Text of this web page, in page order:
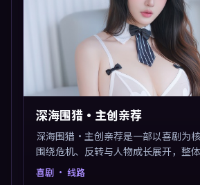
深海围猎·主创亲荐
深海围猎·主创亲荐是一部以喜剧为核
围绕危机、反转与人物成长展开，整
推荐观看。
喜剧 · 线路